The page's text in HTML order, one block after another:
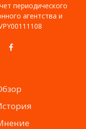
периодического
агентства и
Facebook